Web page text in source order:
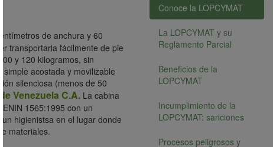
de anchura y 60
transportarla fácilmente de pie
y 120 kilogramos, sin
acostada y movilizable
silenciosa (menos de 50
Venezuela C.A. La cabina
1565:1995 con un
higienistsa en el lugar donde
materiales.
Conoce la LOPCYMAT
La LOPCYMAT y su
Reglamento Parcial
Beneficios de la
LOPCYMAT
Incumplimiento de la
LOPCYMAT: sanciones
Procesos peligrosos y